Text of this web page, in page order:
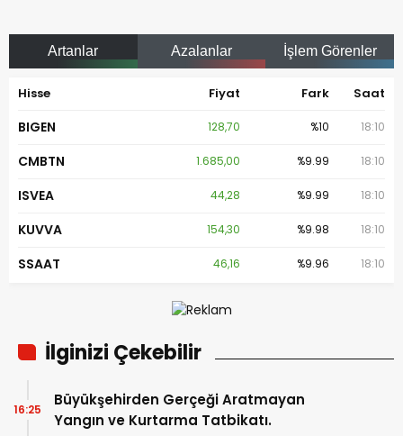
Artanlar Azalanlar İşlem Görenler
Hisse Fiyat Fark Saat
BIGEN 128,70 %10 18:10
CMBTN 1.685,00 %9.99 18:10
ISVEA 44,28 %9.99 18:10
KUVVA 154,30 %9.98 18:10
SSAAT 46,16 %9.96 18:10
İlginizi Çekebilir
Büyükşehirden Gerçeği Aratmayan
Yangın ve Kurtarma Tatbikatı.
16:25